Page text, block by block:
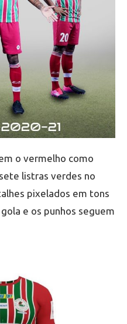
o vermelho como
listras verdes no
pixelados em tons
e os punhos seguem